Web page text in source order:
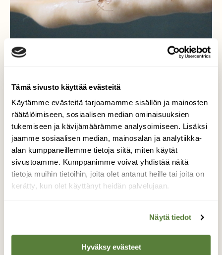
Tämä sivusto käyttää evästeitä
Käytämme evästeitä tarjoamamme sisällön ja mainosten
räätälöimiseen, sosiaalisen median ominaisuuksien
tukemiseen ja kävijämäärämme analysoimiseen. Lisäksi
jaamme sosiaalisen median, mainosalan ja analytiikka-
alan kumppaneillemme tietoja siitä, miten käytät
sivustoamme. Kumppanimme voivat yhdistää näitä
tietoja muihin tietoihin, joita olet antanut heille tai joita on
kerätty, kun olet käyttänyt heidän palvelujaan.
Näytä tiedot
Hyväksy evästeet
Outo hämähäkki
Tuntematon hämähäkki löytyi vahapapujen
palkojen seasta.
Valokuvaaja: Risto Kangassalo, Raisio 30.7.2021
TAKAISIN LISTAAN